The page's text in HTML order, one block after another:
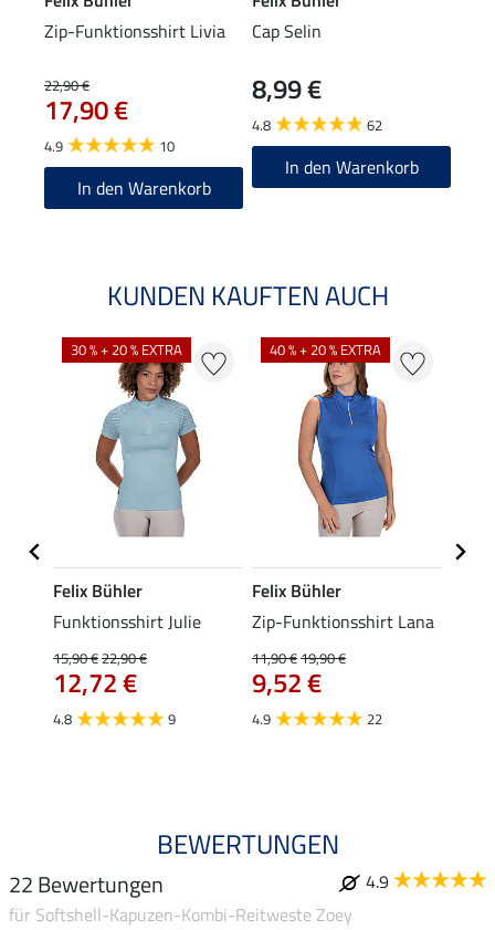
Zip-Funktionsshirt Livia
22,90 €
17,90 €
4.9 10
In den Warenkorb
Cap Selin
8,99 €
4.8 62
In den Warenkorb
KUNDEN KAUFTEN AUCH
30 % + 20 % EXTRA
Felix Bühler
Funktionsshirt Julie
15,90 €22,90 €
12,72 €
4.8 9
40 % + 20 % EXTRA
Felix Bühler
Zip-Funktionsshirt Lana
11,90 €19,90 €
9,52 €
4.9 22
BEWERTUNGEN
22 Bewertungen
4.9
für Softshell-Kapuzen-Kombi-Reitweste Zoey